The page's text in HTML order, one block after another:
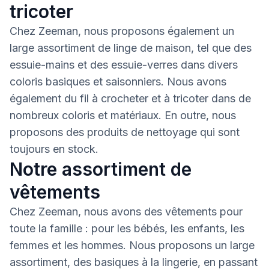
tricoter
Chez Zeeman, nous proposons également un
large assortiment de linge de maison, tel que des
essuie-mains et des essuie-verres dans divers
coloris basiques et saisonniers. Nous avons
également du fil à crocheter et à tricoter dans de
nombreux coloris et matériaux. En outre, nous
proposons des produits de nettoyage qui sont
toujours en stock.
Notre assortiment de
vêtements
Chez Zeeman, nous avons des vêtements pour
toute la famille : pour les bébés, les enfants, les
femmes et les hommes. Nous proposons un large
assortiment, des basiques à la lingerie, en passant